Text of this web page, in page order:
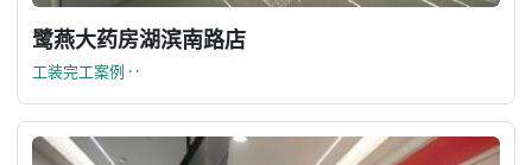
鹭燕大药房湖滨南路店
工装完工案例 · ·